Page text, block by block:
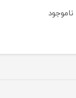
ناموجود